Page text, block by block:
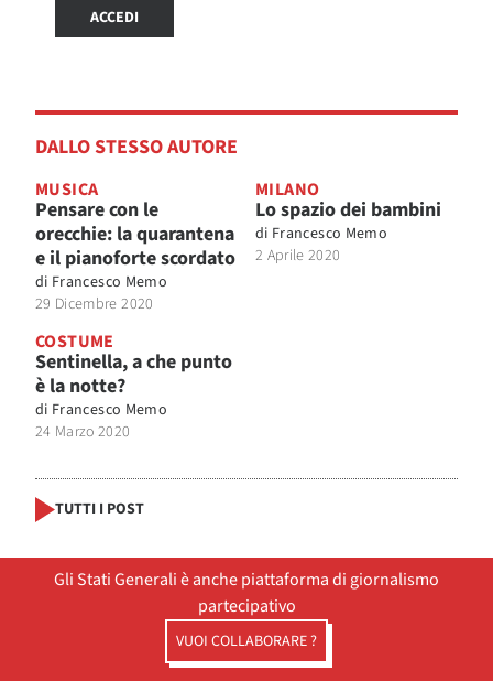
ACCEDI
DALLO STESSO AUTORE
MUSICA
Pensare con le
orecchie: la quarantena
e il pianoforte scordato
di Francesco Memo
29 Dicembre 2020
MILANO
Lo spazio dei bambini
di Francesco Memo
2 Aprile 2020
COSTUME
Sentinella, a che punto
è la notte?
di Francesco Memo
24 Marzo 2020
TUTTI I POST
Gli Stati Generali è anche piattaforma di giornalismo
partecipativo
VUOI COLLABORARE ?